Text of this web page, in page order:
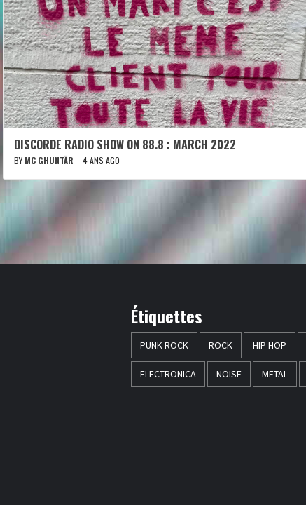
DISCORDE RADIO SHOW ON 88.8 : MARCH 2022
BY MC GHUNTÄR 4 ANS AGO
Étiquettes
PUNK ROCK ROCK HIP HOP
ELECTRONICA NOISE METAL